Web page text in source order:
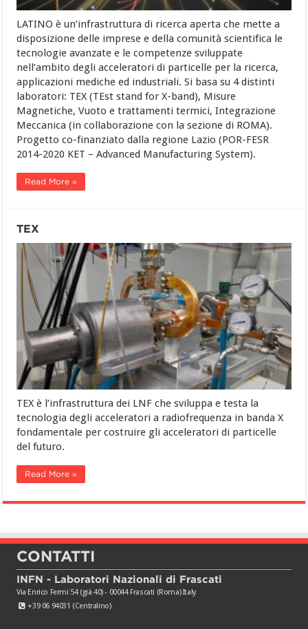
LATINO è un’infrastruttura di ricerca aperta che mette a
disposizione delle imprese e della comunità scientifica le
tecnologie avanzate e le competenze sviluppate
nell’ambito degli acceleratori di particelle per la ricerca,
applicazioni mediche ed industriali. Si basa su 4 distinti
laboratori: TEX (TEst stand for X-band), Misure
Magnetiche, Vuoto e trattamenti termici, Integrazione
Meccanica (in collaborazione con la sezione di ROMA).
Progetto co-finanziato dalla regione Lazio (POR-FESR
2014-2020 KET – Advanced Manufacturing System).
Read More »
TEX
TEX è l’infrastruttura dei LNF che sviluppa e testa la
tecnologia degli acceleratori a radiofrequenza in banda X
fondamentale per costruire gli acceleratori di particelle
del futuro.
Read More »
CONTATTI
INFN - Laboratori Nazionali di Frascati
Via Enrico Fermi 54 (già 40) - 00044 Frascati (Roma) Italy
+39 06 94031 (Centralino)